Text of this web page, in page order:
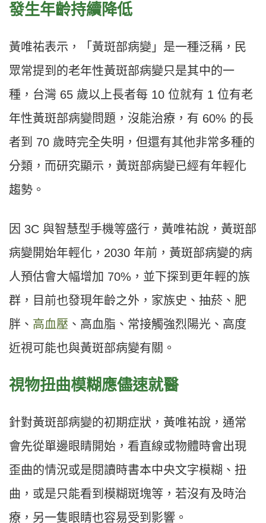
發生年齡持續降低
黃唯祐表示，「黃斑部病變」是一種泛稱，民
眾常提到的老年性黃斑部病變只是其中的一
種，台灣 65 歲以上長者每 10 位就有 1 位有老
年性黃斑部病變問題，沒能治療，有 60% 的長
者到 70 歲時完全失明，但還有其他非常多種的
分類，而研究顯示，黃斑部病變已經有年輕化
趨勢。
因 3C 與智慧型手機等盛行，黃唯祐說，黃斑部
病變開始年輕化，2030 年前，黃斑部病變的病
人預估會大幅增加 70%，並下探到更年輕的族
群，目前也發現年齡之外，家族史、抽菸、肥
胖、 高血壓 、高血脂、常接觸強烈陽光、高度
近視可能也與黃斑部病變有關。
視物扭曲模糊應儘速就醫
針對黃斑部病變的初期症狀，黃唯祐說，通常
會先從單邊眼睛開始，看直線或物體時會出現
歪曲的情況或是閱讀時書本中央文字模糊、扭
曲，或是只能看到模糊斑塊等，若沒有及時治
療，另一隻眼睛也容易受到影響。